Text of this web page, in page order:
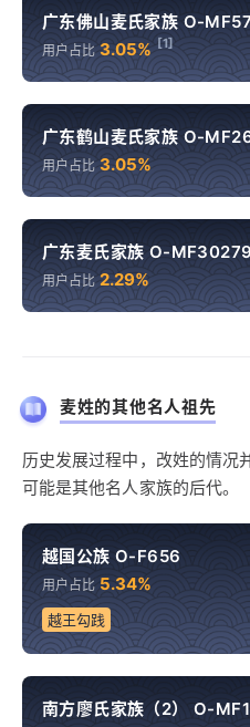
广东佛山麦氏家族 O-
用户占比 3.05% [1]
广东鹤山麦氏家族 O-
用户占比 3.05%
广东麦氏家族 O-
用户占比 2.29%
麦姓的其他名人祖先
历史发展过程中，改姓的情况
可能是其他名人家族的后代。
越国公族 O-F656
用户占比 5.34%
越王勾践
南方廖氏家族（2） O-